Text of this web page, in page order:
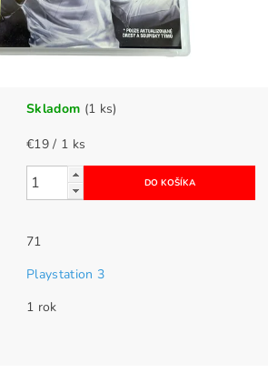
Skladom (1 ks)
€19 / 1 ks
71
Playstation 3
1 rok